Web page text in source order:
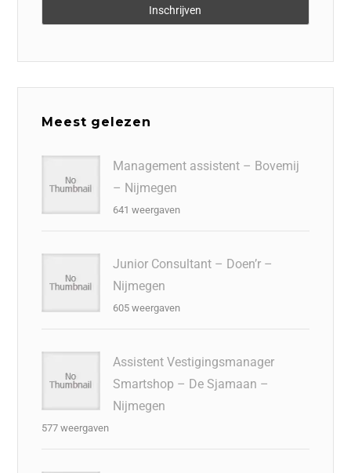
Meest gelezen
Management assistent – Bovemij
– Nijmegen
641 weergaven
Junior Consultant – Doen’r –
Nijmegen
605 weergaven
Assistent Vestigingsmanager
Smartshop – De Sjamaan –
Nijmegen
577 weergaven